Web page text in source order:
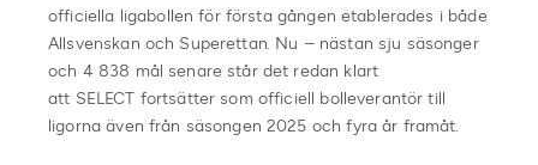
officiella ligabollen för första gången etablerades i både
Allsvenskan och Superettan. Nu – nästan sju säsonger
och 4 838 mål senare står det redan klart
att SELECT fortsätter som officiell bolleverantör till
ligorna även från säsongen 2025 och fyra år framåt.